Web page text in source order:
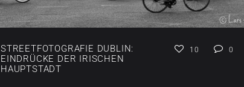
STREETFOTOGRAFIE DUBLIN:
EINDRÜCKE DER IRISCHEN
HAUPTSTADT
10 0